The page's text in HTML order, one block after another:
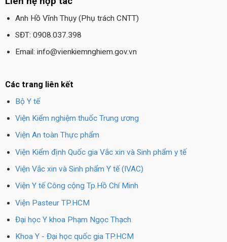
Anh Hồ Vĩnh Thụy (Phụ trách CNTT)
SĐT: 0908.037.398
Email: info@vienkiemnghiem.gov.vn
Các trang liên kết
Bộ Y tế
Viện Kiểm nghiệm thuốc Trung ương
Viện An toàn Thực phẩm
Viện Kiểm định Quốc gia Vắc xin và Sinh phẩm y tế
Viện Vắc xin và Sinh phẩm Y tế (IVAC)
Viện Y tế Công cộng Tp.Hồ Chí Minh
Viện Pasteur TP.HCM
Đại học Y khoa Phạm Ngọc Thạch
Khoa Y - Đại học quốc gia TP.HCM